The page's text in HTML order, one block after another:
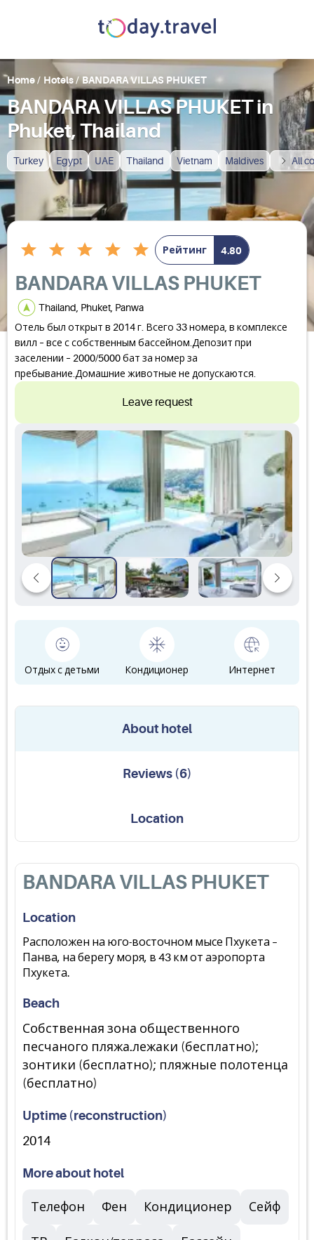
Turkey Egypt UAE Thailand Vietnam Maldives All
Home/ Hotels/ BANDARA VILLAS PHUKET
BANDARA VILLAS PHUKET in
Phuket, Thailand
Рейтинг 4.80
BANDARA VILLAS PHUKET
Thailand, Phuket, Panwa
Отель был открыт в 2014 г. Всего 33 номера, в комплексе
вилл – все с собственным бассейном.Депозит при
заселении – 2000/5000 бат за номер за
пребывание.Домашние животные не допускаются.
Leave request
Отдых с детьми Кондиционер Интернет
About hotel
Reviews(6)
Location
BANDARA VILLAS PHUKET
Location
Расположен на юго-восточном мысе Пхукета –
Панва, на берегу моря, в 43 км от аэропорта
Пхукета.
Beach
Собственная зона общественного
песчаного пляжа.лежаки (бесплатно);
зонтики (бесплатно); пляжные полотенца
(бесплатно)
Uptime (reconstruction)
2014
More about hotel
Телефон Фен Кондиционер Сейф